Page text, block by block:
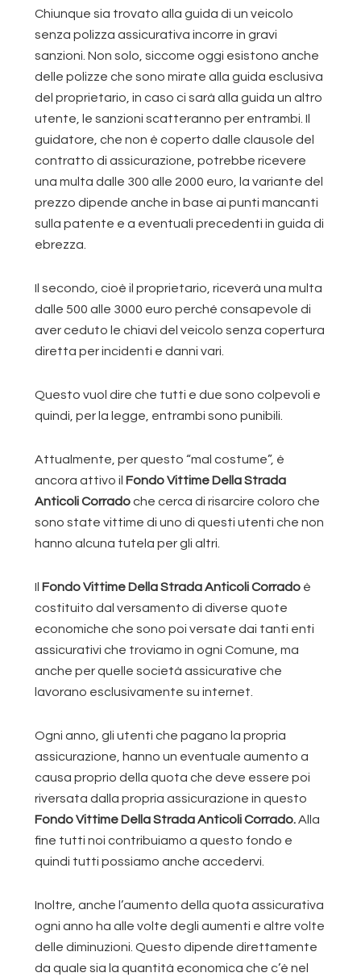
Chiunque sia trovato alla guida di un veicolo
senza polizza assicurativa incorre in gravi
sanzioni. Non solo, siccome oggi esistono anche
delle polizze che sono mirate alla guida esclusiva
del proprietario, in caso ci sarà alla guida un altro
utente, le sanzioni scatteranno per entrambi. Il
guidatore, che non è coperto dalle clausole del
contratto di assicurazione, potrebbe ricevere
una multa dalle 300 alle 2000 euro, la variante del
prezzo dipende anche in base ai punti mancanti
sulla patente e a eventuali precedenti in guida di
ebrezza.
Il secondo, cioè il proprietario, riceverà una multa
dalle 500 alle 3000 euro perché consapevole di
aver ceduto le chiavi del veicolo senza copertura
diretta per incidenti e danni vari.
Questo vuol dire che tutti e due sono colpevoli e
quindi, per la legge, entrambi sono punibili.
Attualmente, per questo “mal costume”, è
ancora attivo il Fondo Vittime Della Strada
Anticoli Corradoche cerca di risarcire coloro che
sono state vittime di uno di questi utenti che non
hanno alcuna tutela per gli altri.
Il Fondo Vittime Della Strada Anticoli Corrado è
costituito dal versamento di diverse quote
economiche che sono poi versate dai tanti enti
assicurativi che troviamo in ogni Comune, ma
anche per quelle società assicurative che
lavorano esclusivamente su internet.
Ogni anno, gli utenti che pagano la propria
assicurazione, hanno un eventuale aumento a
causa proprio della quota che deve essere poi
riversata dalla propria assicurazione in questo
Fondo Vittime Della Strada Anticoli Corrado.Alla
fine tutti noi contribuiamo a questo fondo e
quindi tutti possiamo anche accedervi.
Inoltre, anche l’aumento della quota assicurativa
ogni anno ha alle volte degli aumenti e altre volte
delle diminuzioni. Questo dipende direttamente
da quale sia la quantità economica che c’è nel